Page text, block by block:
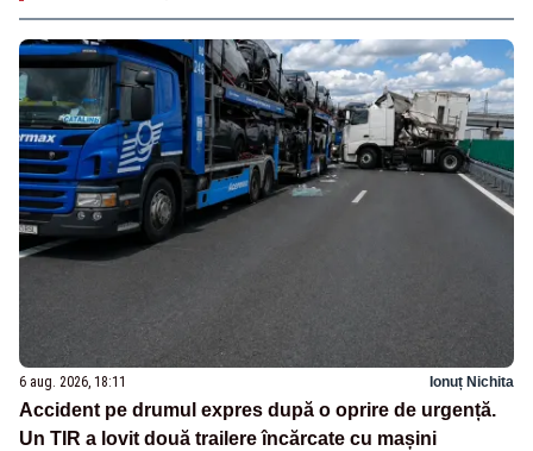
6 aug. 2026, 18:11 Ionuț Nichita
Accident pe drumul expres după o oprire de urgență.
Un TIR a lovit două trailere încărcate cu mașini